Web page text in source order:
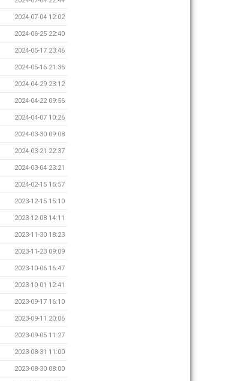
2024-07-04 12:02
2024-06-25 22:40
2024-05-17 23:46
2024-05-16 21:36
2024-04-29 23:12
2024-04-22 09:56
2024-04-07 10:26
2024-03-30 09:08
2024-03-21 22:37
2024-03-04 23:21
2024-02-15 15:57
2023-12-15 15:10
2023-12-08 14:11
2023-11-30 18:23
2023-11-23 09:09
2023-10-06 16:47
2023-10-01 12:41
2023-09-17 16:10
2023-09-11 20:06
2023-09-05 11:27
2023-08-31 11:00
2023-08-30 08:00